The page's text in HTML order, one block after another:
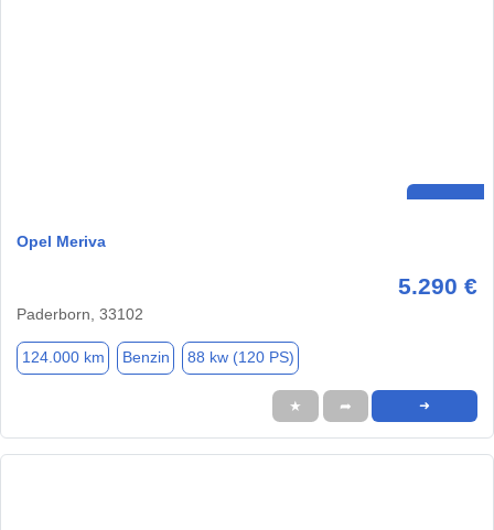
Opel Meriva
5.290 €
Paderborn, 33102
124.000 km Benzin 88 kw (120 PS)
★ ➦ ➜